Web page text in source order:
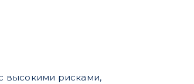
высокими рисками,